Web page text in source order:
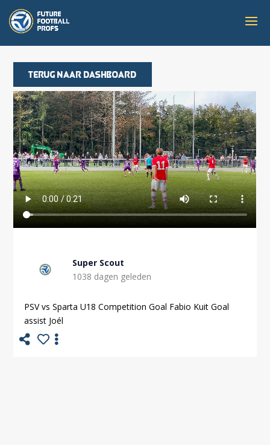
Terug naar dashboard
Super Scout
1038 dagen geleden
PSV vs Sparta U18 Competition Goal Fabio Kuit Goal
assist Joél